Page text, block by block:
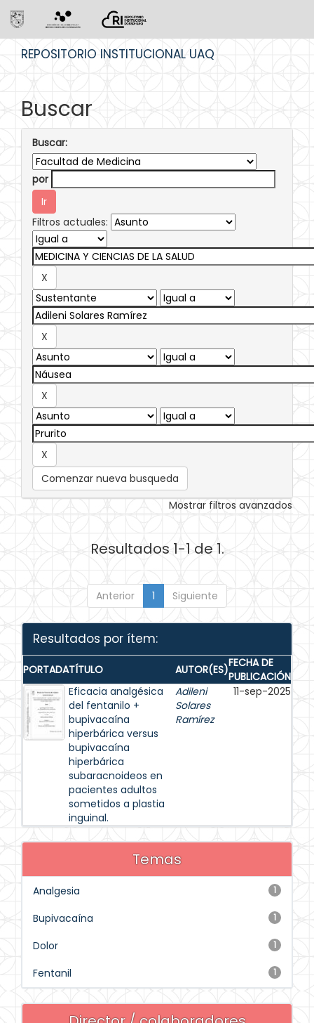
REPOSITORIO INSTITUCIONAL UAQ
Buscar
Buscar:
por
Filtros actuales:
Comenzar nueva busqueda
Mostrar filtros avanzados
Resultados 1-1 de 1.
Anterior 1 Siguiente
Resultados por ítem:
PORTADATÍTULO AUTOR(ES)FECHA DE
PUBLICACIÓN
Eficacia analgésica
del fentanilo +
bupivacaína
hiperbárica versus
bupivacaína
hiperbárica
subaracnoideos en
pacientes adultos
sometidos a plastia
inguinal.
Adileni
Solares
Ramírez
11-sep-2025
Temas
1
Analgesia
1
Bupivacaína
1
Dolor
1
Fentanil